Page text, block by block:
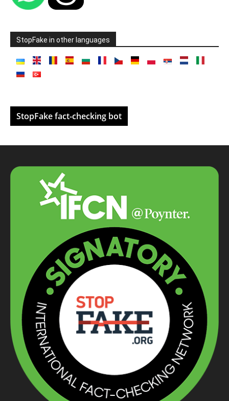
StopFake in other languages
StopFake fact-checking bot